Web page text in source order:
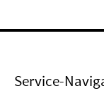
Service-